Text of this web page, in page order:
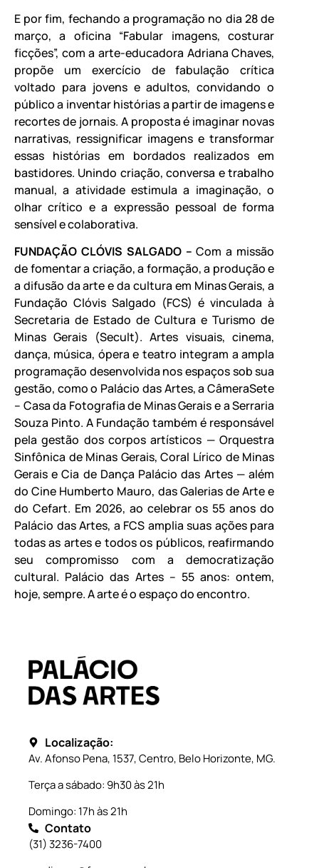
E por fim, fechando a programação no dia 28 de
março, a oficina “Fabular imagens, costurar
ficções”, com a arte-educadora Adriana Chaves,
propõe um exercício de fabulação crítica
voltado para jovens e adultos, convidando o
público a inventar histórias a partir de imagens e
recortes de jornais. A proposta é imaginar novas
narrativas, ressignificar imagens e transformar
essas histórias em bordados realizados em
bastidores. Unindo criação, conversa e trabalho
manual, a atividade estimula a imaginação, o
olhar crítico e a expressão pessoal de forma
sensível e colaborativa.
FUNDAÇÃO CLÓVIS SALGADO –Com a missão
de fomentar a criação, a formação, a produção e
a difusão da arte e da cultura em Minas Gerais, a
Fundação Clóvis Salgado (FCS) é vinculada à
Secretaria de Estado de Cultura e Turismo de
Minas Gerais (Secult). Artes visuais, cinema,
dança, música, ópera e teatro integram a ampla
programação desenvolvida nos espaços sob sua
gestão, como o Palácio das Artes, a CâmeraSete
– Casa da Fotografia de Minas Gerais e a Serraria
Souza Pinto. A Fundação também é responsável
pela gestão dos corpos artísticos — Orquestra
Sinfônica de Minas Gerais, Coral Lírico de Minas
Gerais e Cia de Dança Palácio das Artes — além
do Cine Humberto Mauro, das Galerias de Arte e
do Cefart. Em 2026, ao celebrar os 55 anos do
Palácio das Artes, a FCS amplia suas ações para
todas as artes e todos os públicos, reafirmando
seu compromisso com a democratização
cultural. Palácio das Artes – 55 anos: ontem,
hoje, sempre. A arte é o espaço do encontro.
Localização:
Av. Afonso Pena, 1537, Centro, Belo Horizonte, MG.
Terça a sábado: 9h30 às 21h
Domingo: 17h às 21h
Contato
(31) 3236-7400